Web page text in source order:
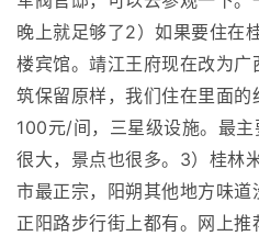
晚上就足够了2）如果要住在
楼宾馆。靖江王府现在改为
筑保留原样，我们住在里面
100元/间，三星级设施。最
很大，景点也很多。3）桂林
市最正宗，阳朔其他地方味道
正阳路步行街上都有。网上